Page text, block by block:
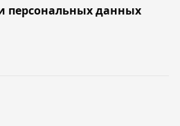
персональных данных